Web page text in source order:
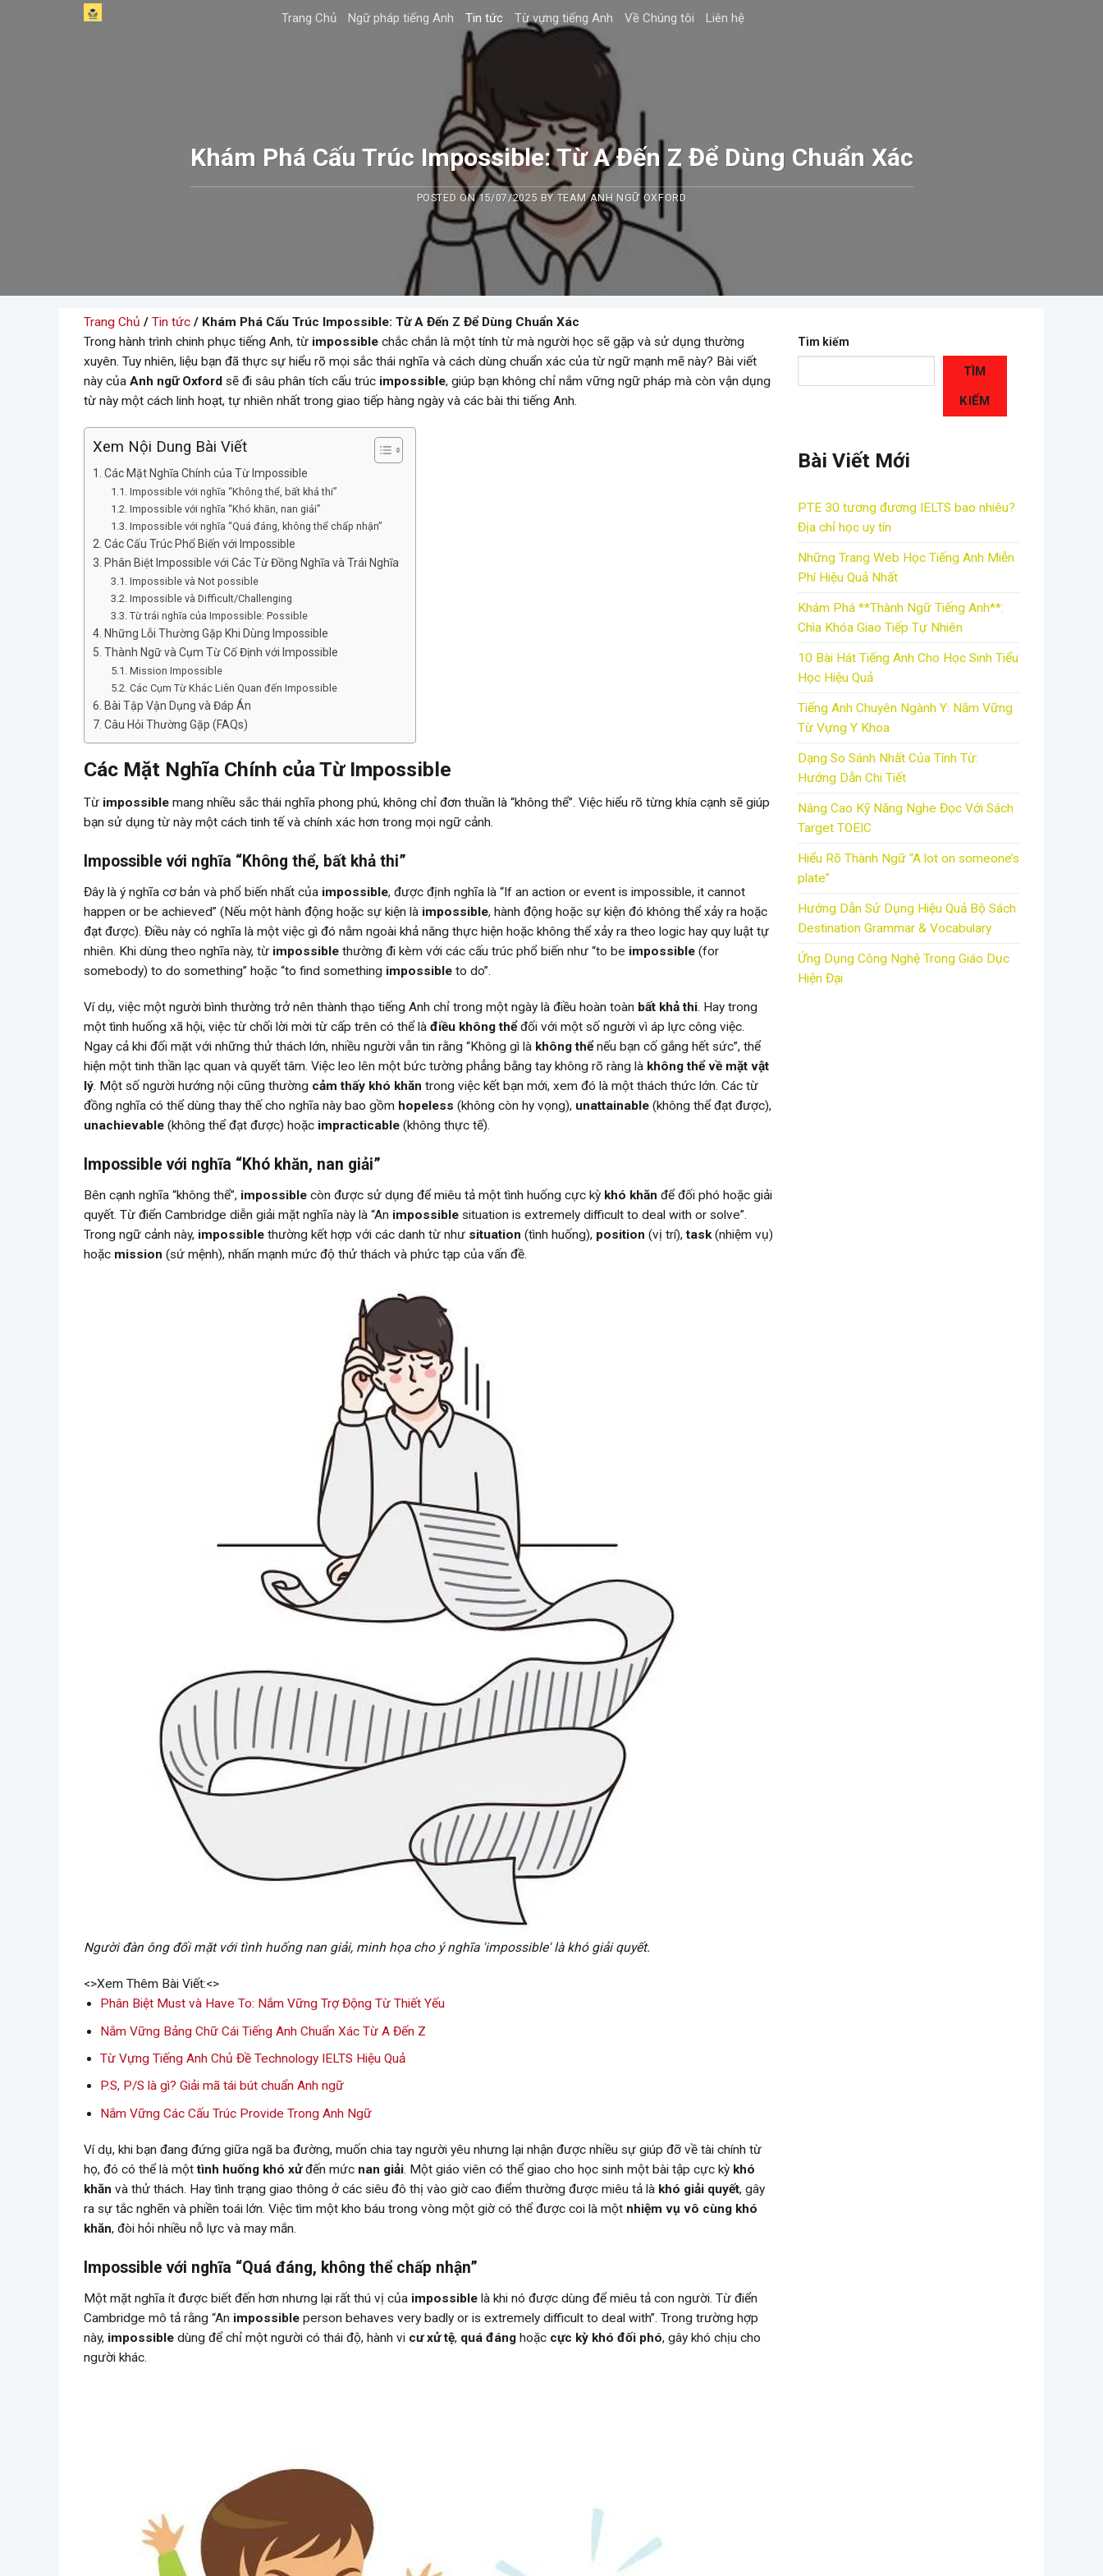
Trang Chủ Ngữ pháp tiếng Anh Tin tức Từ vựng tiếng Anh Về Chúng tôi Liên hệ
Khám Phá Cấu Trúc Impossible: Từ A Đến Z Để Dùng Chuẩn Xác
POSTED ON15/07/2025 BY TEAM ANH NGỮ OXFORD
Trang Chủ / Tin tức / Khám Phá Cấu Trúc Impossible: Từ A Đến Z Để Dùng Chuẩn Xác
Trong hành trình chinh phục tiếng Anh, từ impossible chắc chắn là một tính từ mà người học sẽ gặp và sử dụng thường
xuyên. Tuy nhiên, liệu bạn đã thực sự hiểu rõ mọi sắc thái nghĩa và cách dùng chuẩn xác của từ ngữ mạnh mẽ này? Bài viết
này của Anh ngữ Oxford sẽ đi sâu phân tích cấu trúc impossible, giúp bạn không chỉ nắm vững ngữ pháp mà còn vận dụng
từ này một cách linh hoạt, tự nhiên nhất trong giao tiếp hàng ngày và các bài thi tiếng Anh.
Xem Nội Dung Bài Viết
Các Mặt Nghĩa Chính của Từ Impossible
Impossible với nghĩa “Không thể, bất khả thi”
Impossible với nghĩa “Khó khăn, nan giải”
Impossible với nghĩa “Quá đáng, không thể chấp nhận”
Các Cấu Trúc Phổ Biến với Impossible
Phân Biệt Impossible với Các Từ Đồng Nghĩa và Trái Nghĩa
Impossible và Not possible
Impossible và Difficult/Challenging
Từ trái nghĩa của Impossible: Possible
Những Lỗi Thường Gặp Khi Dùng Impossible
Thành Ngữ và Cụm Từ Cố Định với Impossible
Mission Impossible
Các Cụm Từ Khác Liên Quan đến Impossible
Bài Tập Vận Dụng và Đáp Án
Câu Hỏi Thường Gặp (FAQs)
Các Mặt Nghĩa Chính của Từ Impossible
Từ impossible mang nhiều sắc thái nghĩa phong phú, không chỉ đơn thuần là “không thể”. Việc hiểu rõ từng khía cạnh sẽ giúp
bạn sử dụng từ này một cách tinh tế và chính xác hơn trong mọi ngữ cảnh.
Impossible với nghĩa “Không thể, bất khả thi”
Đây là ý nghĩa cơ bản và phổ biến nhất của impossible, được định nghĩa là “If an action or event is impossible, it cannot
happen or be achieved” (Nếu một hành động hoặc sự kiện là impossible, hành động hoặc sự kiện đó không thể xảy ra hoặc
đạt được). Điều này có nghĩa là một việc gì đó nằm ngoài khả năng thực hiện hoặc không thể xảy ra theo logic hay quy luật tự
nhiên. Khi dùng theo nghĩa này, từ impossible thường đi kèm với các cấu trúc phổ biến như “to be impossible (for
somebody) to do something” hoặc “to find something impossible to do”.
Ví dụ, việc một người bình thường trở nên thành thạo tiếng Anh chỉ trong một ngày là điều hoàn toàn bất khả thi. Hay trong
một tình huống xã hội, việc từ chối lời mời từ cấp trên có thể là điều không thểđối với một số người vì áp lực công việc.
Ngay cả khi đối mặt với những thử thách lớn, nhiều người vẫn tin rằng “Không gì là không thểnếu bạn cố gắng hết sức”, thể
hiện một tinh thần lạc quan và quyết tâm. Việc leo lên một bức tường phẳng bằng tay không rõ ràng là không thể về mặt vật
lý. Một số người hướng nội cũng thường cảm thấy khó khăn trong việc kết bạn mới, xem đó là một thách thức lớn. Các từ
đồng nghĩa có thể dùng thay thế cho nghĩa này bao gồm hopeless (không còn hy vọng), unattainable (không thể đạt được),
unachievable (không thể đạt được) hoặc impracticable (không thực tế).
Impossible với nghĩa “Khó khăn, nan giải”
Bên cạnh nghĩa “không thể”, impossible còn được sử dụng để miêu tả một tình huống cực kỳ khó khăn để đối phó hoặc giải
quyết. Từ điển Cambridge diễn giải mặt nghĩa này là “An impossible situation is extremely difficult to deal with or solve”.
Trong ngữ cảnh này, impossible thường kết hợp với các danh từ như situation (tình huống), position (vị trí),task(nhiệm vụ)
hoặc mission (sứ mệnh), nhấn mạnh mức độ thử thách và phức tạp của vấn đề.
Người đàn ông đối mặt với tình huống nan giải, minh họa cho ý nghĩa 'impossible' là khó giải quyết.
<>Xem Thêm Bài Viết:<>
Phân Biệt Must và Have To: Nắm Vững Trợ Động Từ Thiết Yếu
Nắm Vững Bảng Chữ Cái Tiếng Anh Chuẩn Xác Từ A Đến Z
Từ Vựng Tiếng Anh Chủ Đề Technology IELTS Hiệu Quả
P.S, P/S là gì? Giải mã tái bút chuẩn Anh ngữ
Nắm Vững Các Cấu Trúc Provide Trong Anh Ngữ
Ví dụ, khi bạn đang đứng giữa ngã ba đường, muốn chia tay người yêu nhưng lại nhận được nhiều sự giúp đỡ về tài chính từ
họ, đó có thể là mộttình huống khó xửđến mức nan giải. Một giáo viên có thể giao cho học sinh một bài tập cực kỳ khó
khăn và thử thách. Hay tình trạng giao thông ở các siêu đô thị vào giờ cao điểm thường được miêu tả là khó giải quyết, gây
ra sự tắc nghẽn và phiền toái lớn. Việc tìm một kho báu trong vòng một giờ có thể được coi là một nhiệm vụ vô cùng khó
khăn, đòi hỏi nhiều nỗ lực và may mắn.
Impossible với nghĩa “Quá đáng, không thể chấp nhận”
Một mặt nghĩa ít được biết đến hơn nhưng lại rất thú vị của impossible là khi nó được dùng để miêu tả con người. Từ điển
Cambridge mô tả rằng “An impossible person behaves very badly or is extremely difficult to deal with”. Trong trường hợp
này, impossible dùng để chỉ một người có thái độ, hành vi cư xử tệ, quá đáng hoặc cực kỳ khó đối phó, gây khó chịu cho
người khác.
Tìm kiếm
TÌM
KIẾM
Bài Viết Mới
PTE 30 tương đương IELTS bao nhiêu?
Địa chỉ học uy tín
Những Trang Web Học Tiếng Anh Miễn
Phí Hiệu Quả Nhất
Khám Phá **Thành Ngữ Tiếng Anh**:
Chìa Khóa Giao Tiếp Tự Nhiên
10 Bài Hát Tiếng Anh Cho Học Sinh Tiểu
Học Hiệu Quả
Tiếng Anh Chuyên Ngành Y: Nắm Vững
Từ Vựng Y Khoa
Dạng So Sánh Nhất Của Tính Từ:
Hướng Dẫn Chi Tiết
Nâng Cao Kỹ Năng Nghe Đọc Với Sách
Target TOEIC
Hiểu Rõ Thành Ngữ “A lot on someone’s
plate”
Hướng Dẫn Sử Dụng Hiệu Quả Bộ Sách
Destination Grammar & Vocabulary
Ứng Dụng Công Nghệ Trong Giáo Dục
Hiện Đại